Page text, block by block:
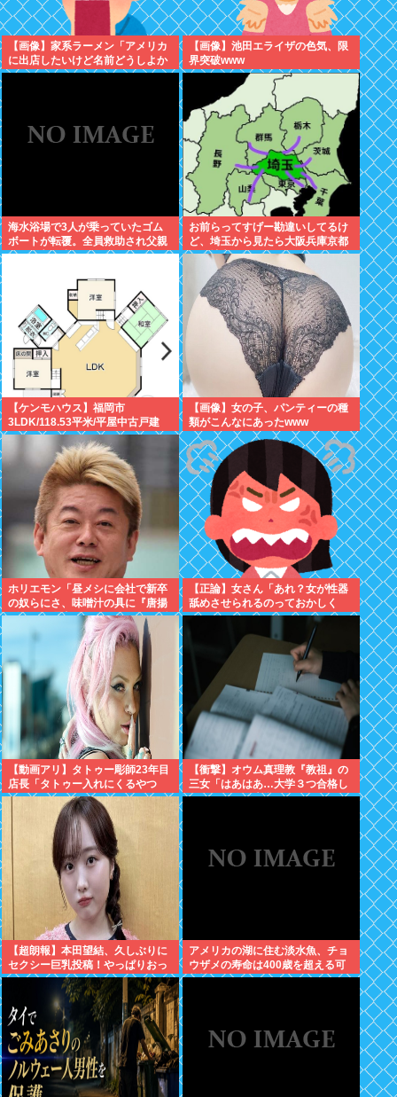
【画像】家系ラーメン「アメリカ
に出店したいけど名前どうしよか
なぁ… せや！」
【画像】池田エライザの色気、限
界突破www
海水浴場で3人が乗っていたゴム
ボートが転覆。全員救助され父親
(37)は生き残る。子供の女児(13)
お前らってすげー勘違いしてるけ
ど、埼玉から見たら大阪兵庫京都
って地方でしかねえぞ？
【ケンモハウス】福岡市
3LDK/118.53平米/平屋中古戸建
て/3,500万円 ありか？
【画像】女の子、パンティーの種
類がこんなにあったwww
ホリエモン「昼メシに会社で新卒
の奴らにさ、味噌汁の具に『唐揚
げがない理由』わかるか？って聞
いたの」
【正論】女さん「あれ？女が性器
舐めさせられるのっておかしく
ね？」6まんいいね
【動画アリ】タトゥー彫師23年目
店長「タトゥー入れにくるやつ
99%バカです」←これ！
【衝撃】オウム真理教『教祖』の
三女「はあはあ…大学３つ合格し
たぞ！！！」大学
【超朗報】本田望結、久しぶりに
セクシー巨乳投稿！やっぱりおっ
ぱいでかかった！
アメリカの湖に住む淡水魚、チョ
ウザメの寿命は400歳を超える可
能性